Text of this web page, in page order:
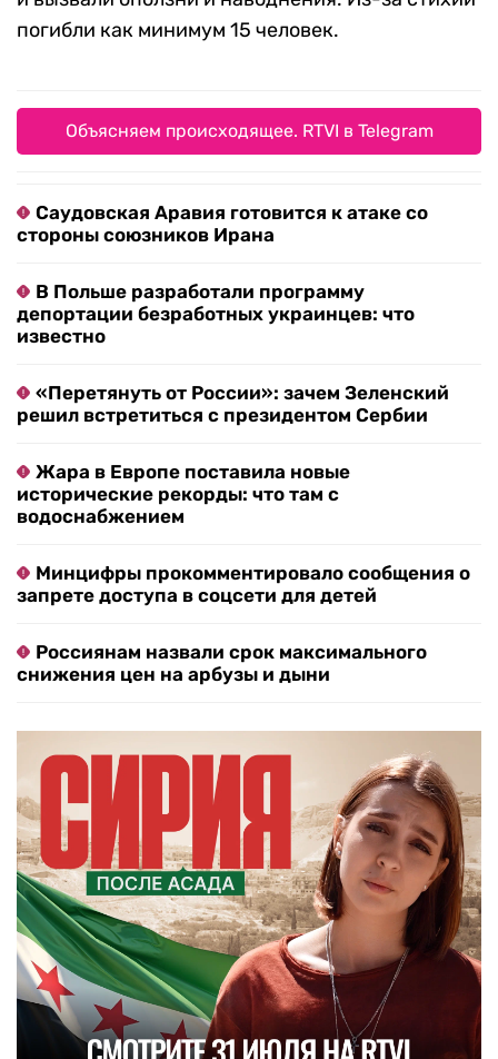
погибли как минимум 15 человек.
Объясняем происходящее. RTVI в Telegram
Саудовская Аравия готовится к атаке со
стороны союзников Ирана
В Польше разработали программу
депортации безработных украинцев: что
известно
«Перетянуть от России»: зачем Зеленский
решил встретиться с президентом Сербии
Жара в Европе поставила новые
исторические рекорды: что там с
водоснабжением
Минцифры прокомментировало сообщения о
запрете доступа в соцсети для детей
Россиянам назвали срок максимального
снижения цен на арбузы и дыни